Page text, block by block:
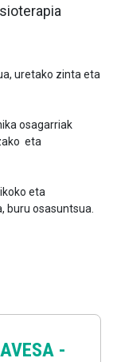
uretako zinta eta
osagarriak
eta
eta
buru osasuntsua.
-